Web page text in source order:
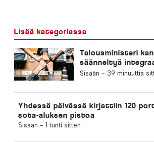
Lisää kategoriassa
Talousministeri
säänneltyä
takaa
Sisään - 39 minuuttia
Yhdessä päivässä kirjattiin 120
sota-aluksen pistoa
Sisään - 1 tunti sitten